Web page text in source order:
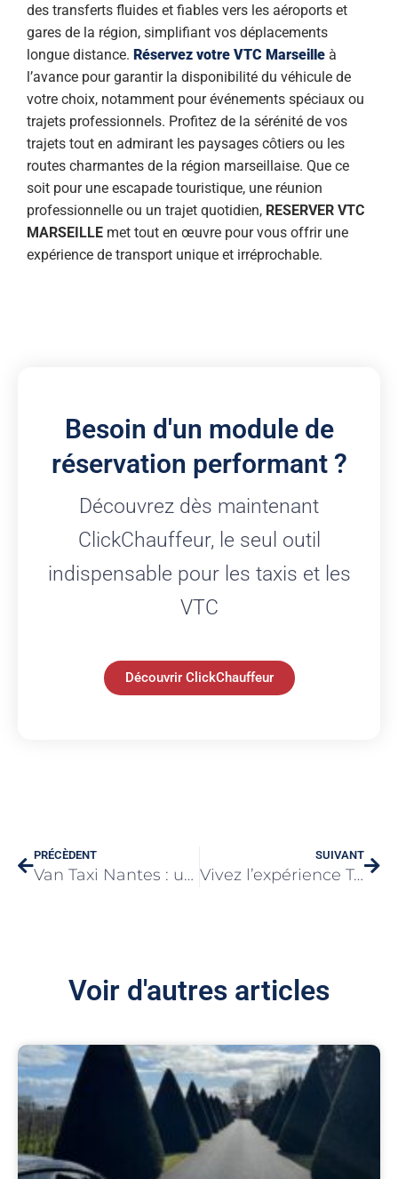
des transferts fluides et fiables vers les aéroports et
gares de la région, simplifiant vos déplacements
longue distance. Réservez votre VTC Marseille à
l’avance pour garantir la disponibilité du véhicule de
votre choix, notamment pour événements spéciaux ou
trajets professionnels. Profitez de la sérénité de vos
trajets tout en admirant les paysages côtiers ou les
routes charmantes de la région marseillaise. Que ce
soit pour une escapade touristique, une réunion
professionnelle ou un trajet quotidien, RESERVER VTC
MARSEILLE met tout en œuvre pour vous offrir une
expérience de transport unique et irréprochable.
Besoin d'un module de
réservation performant ?
Découvrez dès maintenant
ClickChauffeur, le seul outil
indispensable pour les taxis et les
VTC
Découvrir ClickChauffeur
PRÉCÈDENT
Van Taxi Nantes : une expérience de voyage réinventée dans l’agglomération
SUIVANT
Vivez l’expérience Taxi en Seine-et-Marne : Confort et transport conventionné VSL sur mesure
Voir d'autres articles